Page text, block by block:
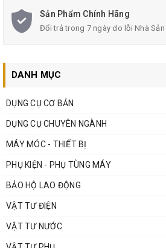
Sản Phẩm Chính Hãng
Đổi trả trong 7 ngày do lỗi Nhà Sản
DANH MỤC
DỤNG CỤ CƠ BẢN
DỤNG CỤ CHUYÊN NGÀNH
MÁY MÓC - THIẾT BỊ
PHỤ KIỆN - PHỤ TÙNG MÁY
BẢO HỘ LAO ĐỘNG
VẬT TƯ ĐIỆN
VẬT TƯ NƯỚC